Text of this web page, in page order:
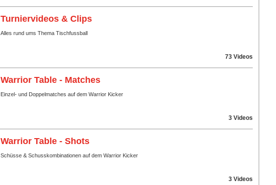
Turniervideos & Clips
Alles rund ums Thema Tischfussball
73 Videos
Warrior Table - Matches
Einzel- und Doppelmatches auf dem Warrior Kicker
3 Videos
Warrior Table - Shots
Schüsse & Schusskombinationen auf dem Warrior Kicker
3 Videos